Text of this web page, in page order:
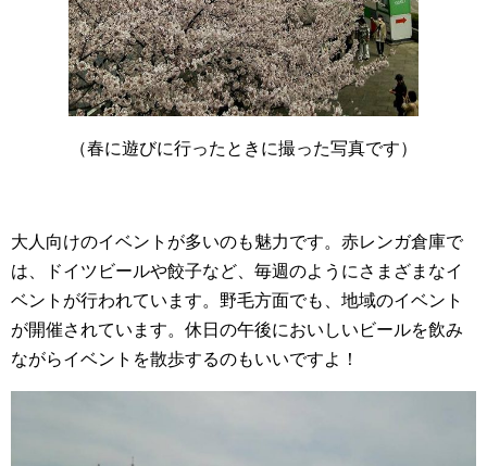
（春に遊びに行ったときに撮った写真です）
大人向けのイベントが多いのも魅力です。赤レンガ倉庫で
は、ドイツビールや餃子など、毎週のようにさまざまなイ
ベントが行われています。野毛方面でも、地域のイベント
が開催されています。休日の午後においしいビールを飲み
ながらイベントを散歩するのもいいですよ！